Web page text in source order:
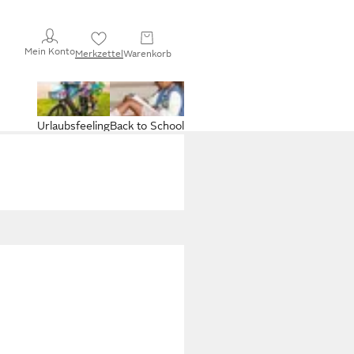
Mein KontoMerkzettelWarenkorb
Back to School
Urlaubsfeeling